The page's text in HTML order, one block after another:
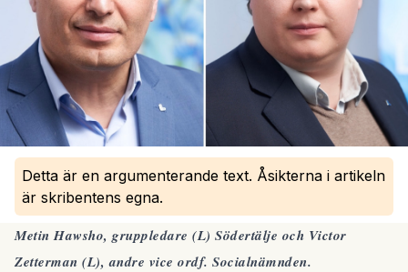
Detta är en argumenterande text. Åsikterna i artikeln
är skribentens egna.
Metin Hawsho, gruppledare (L) Södertälje och Victor
Zetterman (L), andre vice ordf. Socialnämnden.